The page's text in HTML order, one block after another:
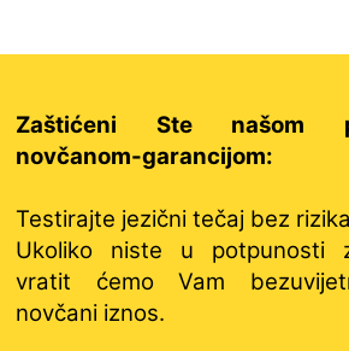
Zaštićeni Ste našom
novčanom-garancijom:
Testirajte jezični tečaj bez
Ukoliko niste u potpunosti
vratit ćemo Vam
novčani iznos.